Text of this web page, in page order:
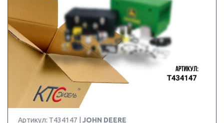
Артикул: T434147 | JOHN DEERE